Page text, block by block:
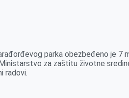
parka obezbeđeno je 7
za zaštitu životne
radovi.